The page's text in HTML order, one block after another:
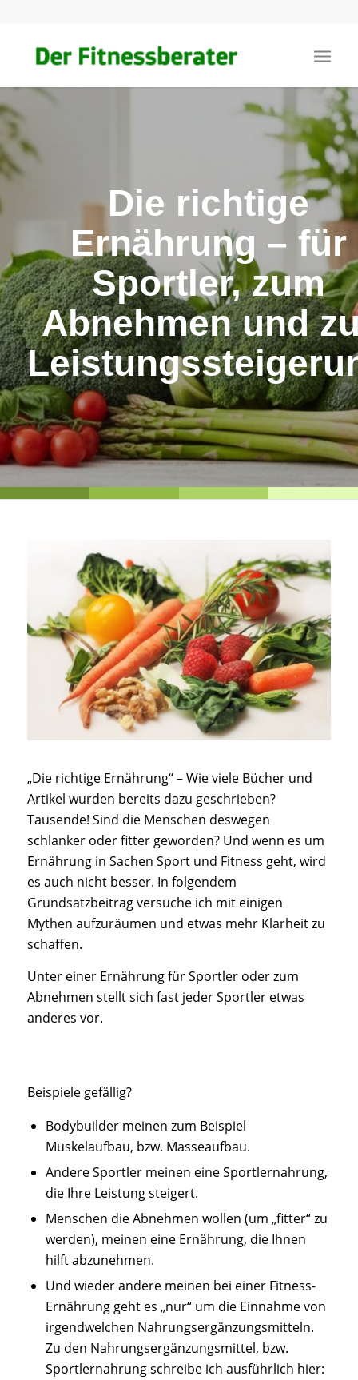
Die richtige
Ernährung – für
Sportler, zum
Abnehmen und
„Die richtige Ernährung“ – Wie viele Bücher und
Artikel wurden bereits dazu geschrieben?
Tausende! Sind die Menschen deswegen
schlanker oder fitter geworden? Und wenn es um
Ernährung in Sachen Sport und Fitness geht, wird
es auch nicht besser. In folgendem
Grundsatzbeitrag versuche ich mit einigen
Mythen aufzuräumen und etwas mehr Klarheit zu
schaffen.
Unter einer Ernährung für Sportler oder zum
Abnehmen stellt sich fast jeder Sportler etwas
anderes vor.
Beispiele gefällig?
Bodybuilder meinen zum Beispiel
Muskelaufbau, bzw. Masseaufbau.
Andere Sportler meinen eine Sportlernahrung,
die Ihre Leistung steigert.
Menschen die Abnehmen wollen (um „fitter“ zu
werden), meinen eine Ernährung, die Ihnen
hilft abzunehmen.
Und wieder andere meinen bei einer Fitness-
Ernährung geht es „nur“ um die Einnahme von
irgendwelchen Nahrungsergänzungsmitteln.
Zu den Nahrungsergänzungsmittel, bzw.
Sportlernahrung schreibe ich ausführlich hier: